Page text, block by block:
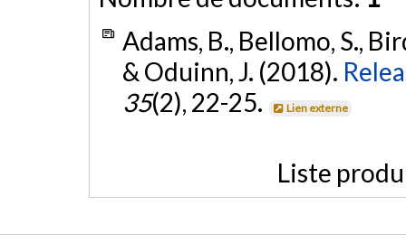
Adams, B., Bellomo, S.,
& Oduinn, J. (2018).
35(2), 22-25. Lien externe
Liste